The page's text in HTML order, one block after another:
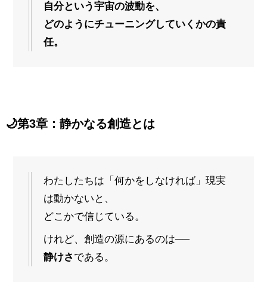
自分という宇宙の波動を、
どのようにチューニングしていくかの責
任。
🌙第3章：静かなる創造とは
わたしたちは「何かをしなければ」現実
は動かないと、
どこかで信じている。
けれど、創造の源にあるのは──
静けさである。